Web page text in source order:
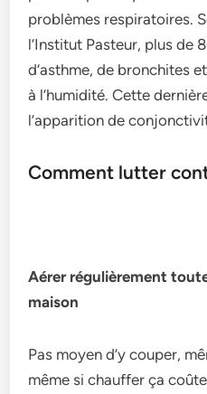
problèmes respiratoires.
l’Institut Pasteur, plus de
d’asthme, de bronchites
à l’humidité. Cette
l’apparition de
Comment lutter
Aérer régulièrement
maison
Pas moyen d’y couper,
même si chauffer ça